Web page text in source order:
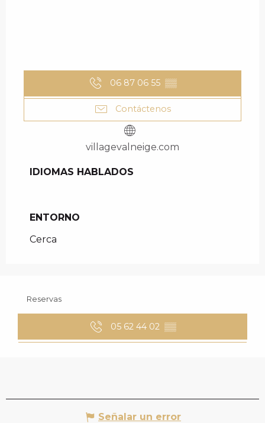
06 87 06 55 ▒▒
Contáctenos
villagevalneige.com
IDIOMAS HABLADOS
IDIOMAS HABLADOS
ENTORNO
ENTORNO
Cerca
Reservas
05 62 44 02 ▒▒
Señalar un error